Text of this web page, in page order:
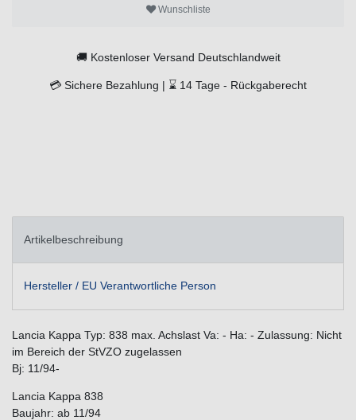
Wunschliste
🚚 Kostenloser Versand Deutschlandweit
💳 Sichere Bezahlung | ⌛ 14 Tage - Rückgaberecht
Artikelbeschreibung
Hersteller / EU Verantwortliche Person
Lancia Kappa Typ: 838 max. Achslast Va: - Ha: - Zulassung: Nicht
im Bereich der StVZO zugelassen
Bj: 11/94-
Lancia Kappa 838
Baujahr: ab 11/94